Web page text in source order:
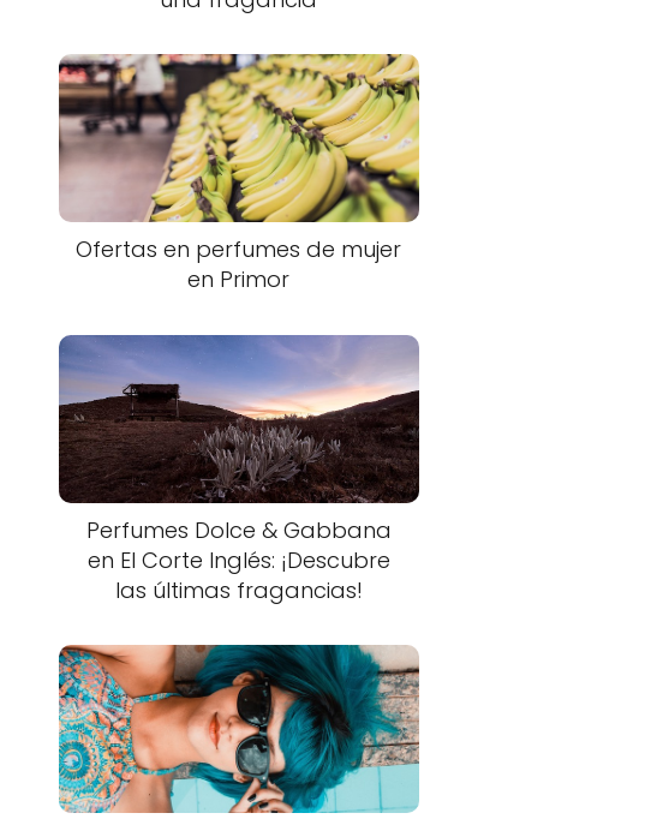
Ofertas en perfumes de mujer
en Primor
Perfumes Dolce & Gabbana
en El Corte Inglés: ¡Descubre
las últimas fragancias!